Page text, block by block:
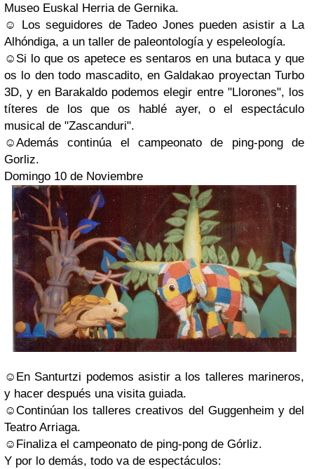
Museo Euskal Herria de Gernika.
☺ Los seguidores de Tadeo Jones pueden asistir a La
Alhóndiga, a un taller de paleontología y espeleología.
☺Si lo que os apetece es sentaros en una butaca y que
os lo den todo mascadito, en Galdakao proyectan Turbo
3D, y en Barakaldo podemos elegir entre "Llorones", los
títeres de los que os hablé ayer, o el espectáculo
musical de "Zascanduri".
☺Además continúa el campeonato de ping-pong de
Gorliz.
Domingo 10 de Noviembre
☺En Santurtzi podemos asistir a los talleres marineros,
y hacer después una visita guiada.
☺Continúan los talleres creativos del Guggenheim y del
Teatro Arriaga.
☺Finaliza el campeonato de ping-pong de Górliz.
Y por lo demás, todo va de espectáculos: